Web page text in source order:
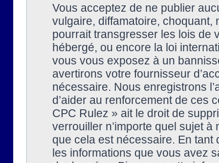
Vous acceptez de ne publier
vulgaire, diffamatoire, choquant,
pourrait transgresser les lois de
hébergé, ou encore la loi
vous vous exposez à un
avertirons votre fournisseur
nécessaire. Nous enregistrons
d’aider au renforcement de ces
CPC Rulez » ait le droit de
verrouiller n’importe quel sujet à
que cela est nécessaire. En tant
les informations que vous avez